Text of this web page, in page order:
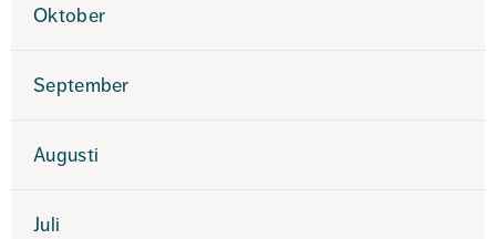
Oktober
September
Augusti
Juli